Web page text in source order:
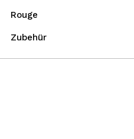
Rouge
Zubehür